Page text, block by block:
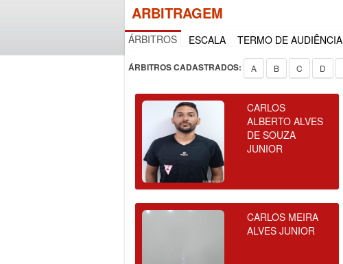
ARBITRAGEM
ÁRBITROS ESCALA TERMO DE AUDIÊNCIA
ÁRBITROS CADASTRADOS: A B C D
CARLOS
ALBERTO ALVES
DE SOUZA
JUNIOR
CARLOS MEIRA
ALVES JUNIOR